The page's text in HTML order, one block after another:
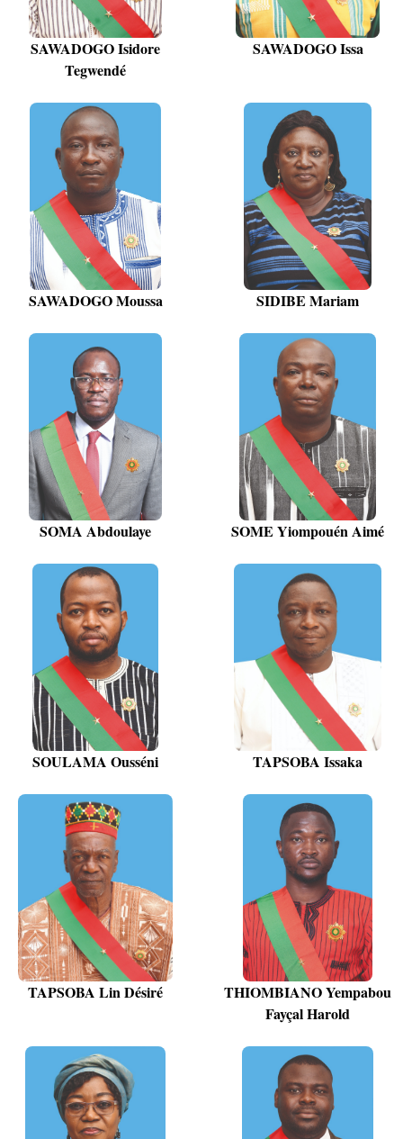
SAWADOGO Isidore
Tegwendé
SAWADOGO Issa
SAWADOGO Moussa SIDIBE Mariam
SOMA Abdoulaye SOME Yiompouén Aimé
SOULAMA Ousséni TAPSOBA Issaka
TAPSOBA Lin Désiré
THIOMBIANO Yempabou
Fayçal Harold